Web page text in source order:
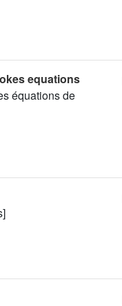
equations
équations de